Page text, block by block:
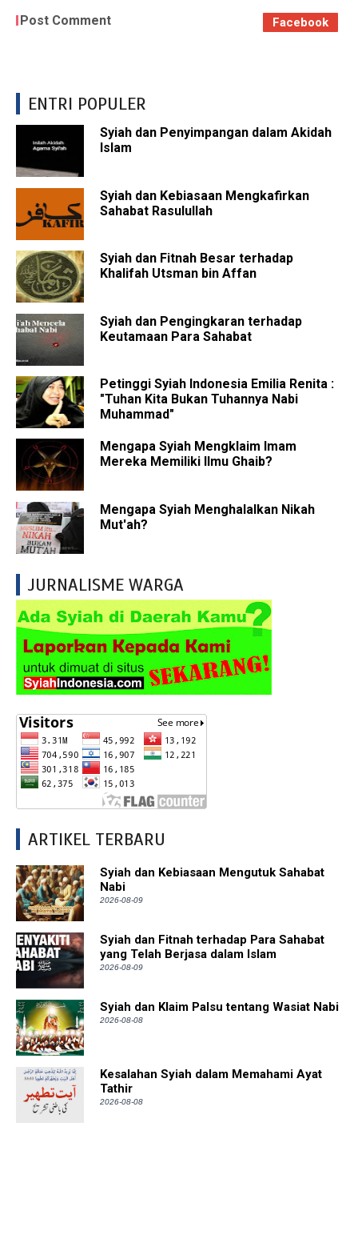
Post Comment Facebook
ENTRI POPULER
Syiah dan Penyimpangan dalam Akidah
Islam
Syiah dan Kebiasaan Mengkafirkan
Sahabat Rasulullah
Syiah dan Fitnah Besar terhadap
Khalifah Utsman bin Affan
Syiah dan Pengingkaran terhadap
Keutamaan Para Sahabat
Petinggi Syiah Indonesia Emilia Renita :
"Tuhan Kita Bukan Tuhannya Nabi
Muhammad"
Mengapa Syiah Mengklaim Imam
Mereka Memiliki Ilmu Ghaib?
Mengapa Syiah Menghalalkan Nikah
Mut'ah?
JURNALISME WARGA
ARTIKEL TERBARU
Syiah dan Kebiasaan Mengutuk Sahabat
Nabi
2026-08-09
Syiah dan Fitnah terhadap Para Sahabat
yang Telah Berjasa dalam Islam
2026-08-09
Syiah dan Klaim Palsu tentang Wasiat Nabi
2026-08-08
Kesalahan Syiah dalam Memahami Ayat
Tathir
2026-08-08